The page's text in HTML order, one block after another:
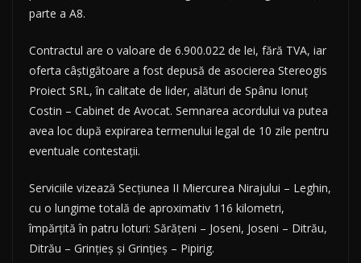
parte a A8.
Contractul are o valoare de 6.900.022 de lei, fără TVA, iar
oferta câștigătoare a fost depusă de asocierea Stereogis
Proiect SRL, în calitate de lider, alături de Spânu Ionuț
Costin – Cabinet de Avocat. Semnarea acordului va putea
avea loc după expirarea termenului legal de 10 zile pentru
eventuale contestații.
Serviciile vizează Secțiunea II Miercurea Nirajului – Leghin,
cu o lungime totală de aproximativ 116 kilometri,
împărțită în patru loturi: Sărățeni – Joseni, Joseni – Ditrău,
Ditrău – Grințieș și Grințieș – Pipirig.